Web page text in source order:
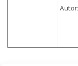
Autor: